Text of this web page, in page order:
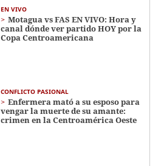
EN VIVO
Motagua vs FAS EN VIVO: Hora y
canal dónde ver partido HOY por la
Copa Centroamericana
CONFLICTO PASIONAL
Enfermera mató a su esposo para
vengar la muerte de su amante:
crimen en la Centroamérica Oeste